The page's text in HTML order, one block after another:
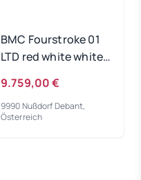
BMC Fourstroke 01
LTD red white white
9.759,00 €
9990 Nußdorf Debant,
Österreich